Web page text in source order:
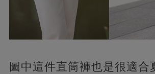
圖中這件直筒褲也是很適合